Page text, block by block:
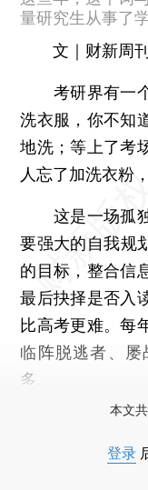
量研究生从事了
文｜财新周
考研界有一个
洗衣服，你不知
地洗；等上了考
人忘了加洗衣粉
这是一场孤独
要强大的自我规
的目标，整合信
最后抉择是否入
比高考更难。每
临阵脱逃者、
多。
本文
登录